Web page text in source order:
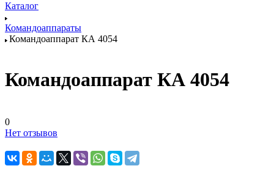
Каталог
Командоаппараты
Командоаппарат КА 4054
Командоаппарат КА 4054
0
Нет отзывов